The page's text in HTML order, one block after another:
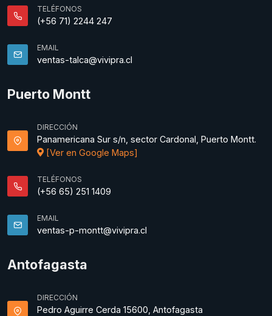
TELÉFONOS
(+56 71) 2244 247
EMAIL
ventas-talca@vivipra.cl
Puerto Montt
DIRECCIÓN
Panamericana Sur s/n, sector Cardonal, Puerto Montt.
[Ver en Google Maps]
TELÉFONOS
(+56 65) 251 1409
EMAIL
ventas-p-montt@vivipra.cl
Antofagasta
DIRECCIÓN
Pedro Aguirre Cerda 15600, Antofagasta